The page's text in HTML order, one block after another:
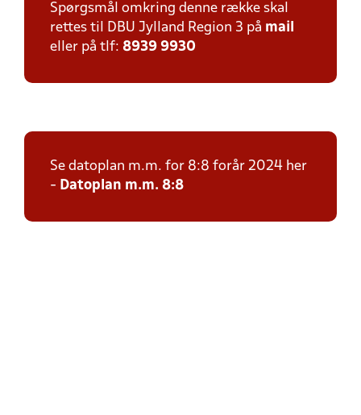
Spørgsmål omkring denne række skal
rettes til DBU Jylland Region 3 på mail
eller på tlf: 8939 9930
Se datoplan m.m. for 8:8 forår 2024 her
- Datoplan m.m. 8:8